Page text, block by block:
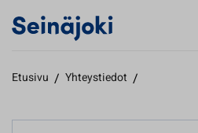
Etusivu / Yhteystiedot /